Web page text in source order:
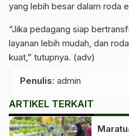
yang lebih besar dalam roda
“Jika pedagang siap
layanan lebih mudah, dan
kuat,” tutupnya. (adv)
Penulis: admin
ARTIKEL TERKAIT